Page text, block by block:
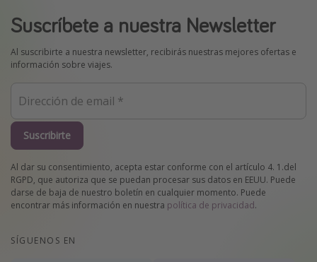
Suscríbete a nuestra Newsletter
Al suscribirte a nuestra newsletter, recibirás nuestras mejores ofertas e
información sobre viajes.
Suscribirte
Al dar su consentimiento, acepta estar conforme con el artículo 4. 1.del
RGPD, que autoriza que se puedan procesar sus datos en EEUU. Puede
darse de baja de nuestro boletín en cualquier momento. Puede
encontrar más información en nuestra política de privacidad.
SÍGUENOS EN